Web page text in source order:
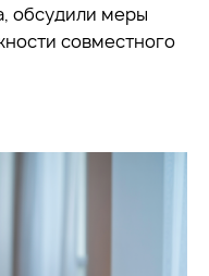
обсудили меры
совместного